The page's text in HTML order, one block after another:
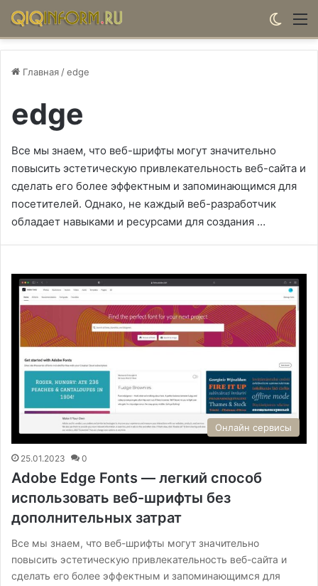
Главная /edge
edge
Все мы знаем, что веб-шрифты могут значительно
повысить эстетическую привлекательность веб-сайта и
сделать его более эффектным и запоминающимся для
посетителей. Однако, не каждый веб-разработчик
обладает навыками и ресурсами для создания …
Онлайн сервисы
25.01.2023 0
Adobe Edge Fonts — легкий способ
использовать веб-шрифты без
дополнительных затрат
Все мы знаем, что веб-шрифты могут значительно
повысить эстетическую привлекательность веб-сайта и
сделать его более эффектным и запоминающимся для